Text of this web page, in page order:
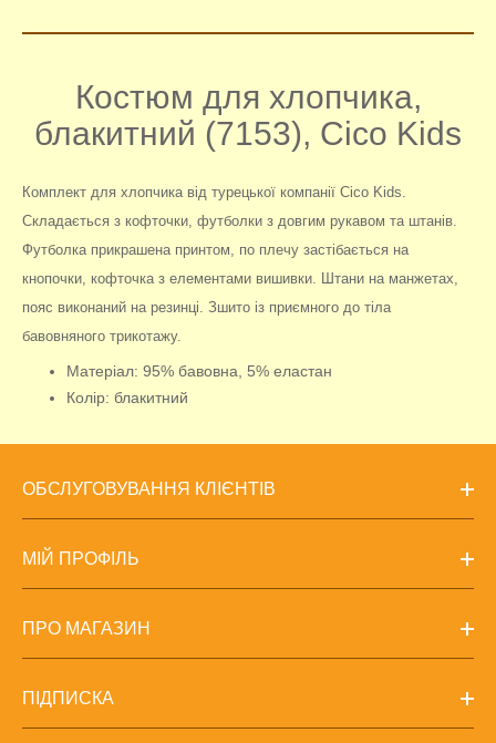
Костюм для хлопчика,
блакитний (7153), Cico Kids
Комплект для хлопчика від турецької компанії Cico Kids.
Складається з кофточки, футболки з довгим рукавом та штанів.
Футболка прикрашена принтом, по плечу застібається на
кнопочки, кофточка з елементами вишивки. Штани на манжетах,
пояс виконаний на резинці. Зшито із приємного до тіла
бавовняного трикотажу.
Матеріал: 95% бавовна, 5% еластан
Колір: блакитний
ОБСЛУГОВУВАННЯ КЛІЄНТІВ
МІЙ ПРОФІЛЬ
ПРО МАГАЗИН
ПІДПИСКА